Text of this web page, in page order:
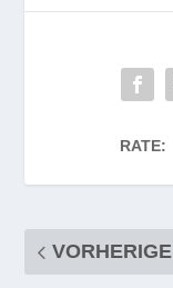
RATE:
VORHERIGE